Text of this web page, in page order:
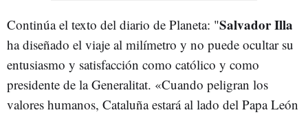
Continúa el texto del diario de Planeta: "Salvador Illa
ha diseñado el viaje al milímetro y no puede ocultar su
entusiasmo y satisfacción como católico y como
presidente de la Generalitat. «Cuando peligran los
valores humanos, Cataluña estará al lado del Papa León